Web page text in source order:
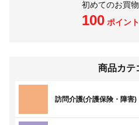
初めてのお買
100ポイン
商品カテ
訪問介護(介護保険・障害)